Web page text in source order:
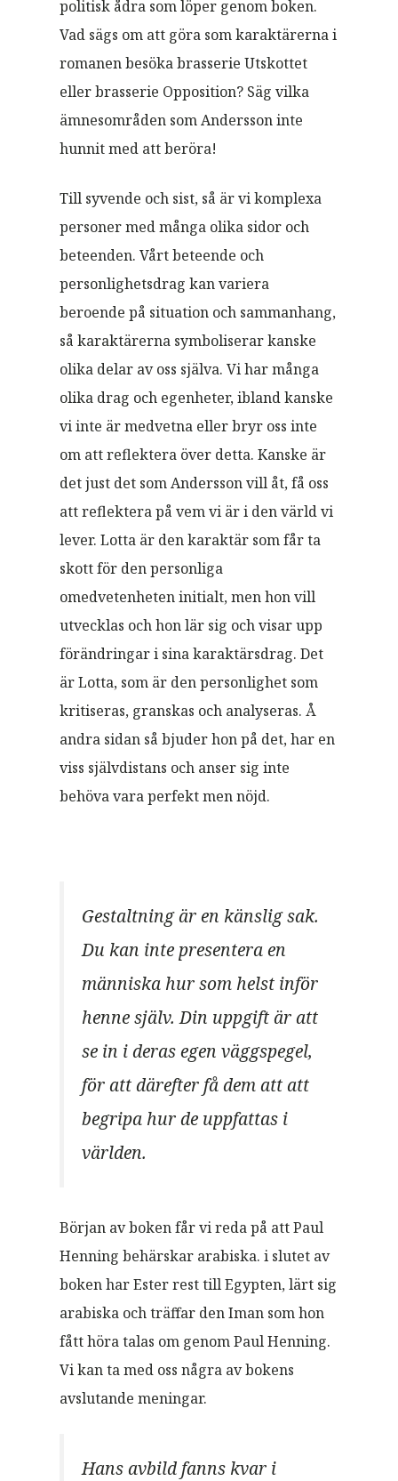
politisk ådra som löper genom boken.
Vad sägs om att göra som karaktärerna i
romanen besöka brasserie Utskottet
eller brasserie Opposition? Säg vilka
ämnesområden som Andersson inte
hunnit med att beröra!
Till syvende och sist, så är vi komplexa
personer med många olika sidor och
beteenden. Vårt beteende och
personlighetsdrag kan variera
beroende på situation och sammanhang,
så karaktärerna symboliserar kanske
olika delar av oss själva. Vi har många
olika drag och egenheter, ibland kanske
vi inte är medvetna eller bryr oss inte
om att reflektera över detta. Kanske är
det just det som Andersson vill åt, få oss
att reflektera på vem vi är i den värld vi
lever. Lotta är den karaktär som får ta
skott för den personliga
omedvetenheten initialt, men hon vill
utvecklas och hon lär sig och visar upp
förändringar i sina karaktärsdrag. Det
är Lotta, som är den personlighet som
kritiseras, granskas och analyseras. Å
andra sidan så bjuder hon på det, har en
viss självdistans och anser sig inte
behöva vara perfekt men nöjd.
Gestaltning är en känslig sak.
Du kan inte presentera en
människa hur som helst inför
henne själv. Din uppgift är att
se in i deras egen väggspegel,
för att därefter få dem att att
begripa hur de uppfattas i
världen.
Början av boken får vi reda på att Paul
Henning behärskar arabiska. i slutet av
boken har Ester rest till Egypten, lärt sig
arabiska och träffar den Iman som hon
fått höra talas om genom Paul Henning.
Vi kan ta med oss några av bokens
avslutande meningar.
Hans avbild fanns kvar i